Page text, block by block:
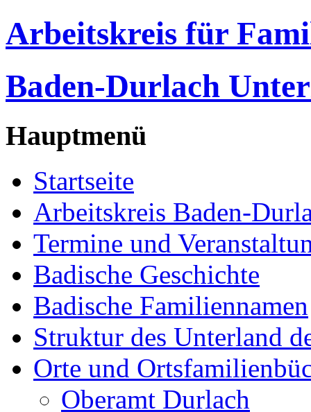
Arbeitskreis für
Baden-Durlach
Hauptmenü
Startseite
Arbeitskreis Baden-
Termine und
Badische Geschichte
Badische Familiennamen
Struktur des Unterland
Orte und
Oberamt Durlach